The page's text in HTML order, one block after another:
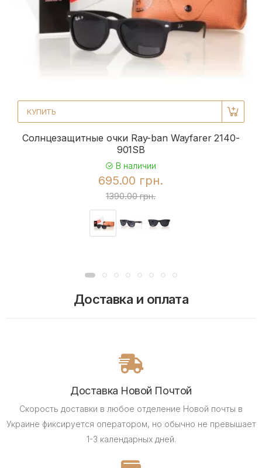
КУПИТЬ
Солнцезащитные очки Ray-ban Wayfarer 2140-
901SB
В наличии
695.00 грн.
1390.00 грн.
Доставка и оплата
Доставка Новой Почтой
Скорость доставки в любое отделение Новой почты в
Украине фиксируется оператором, но обычно не превышает
1-3 календарных дней.